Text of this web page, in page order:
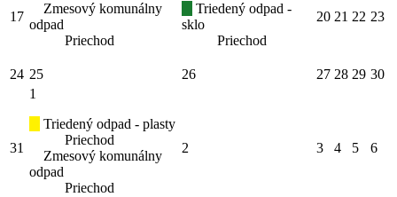
17
Zmesový komunálny
odpad
Priechod
Triedený odpad -
sklo
Priechod
20 21 22 23
24 25 26 27 28 29 30
31
1
Triedený odpad - plasty
Priechod
Zmesový komunálny
odpad
Priechod
2 3 4 5 6